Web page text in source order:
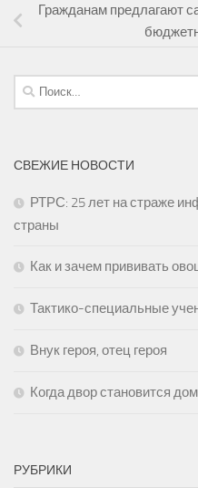
Гражданам предлагают
Найти:
СВЕЖИЕ НОВОСТИ
РТРС: 25 лет на страже
страны
Как и зачем прививать
Тактико-специальные
Внук героя, отец героя
Когда двор становится
РУБРИКИ